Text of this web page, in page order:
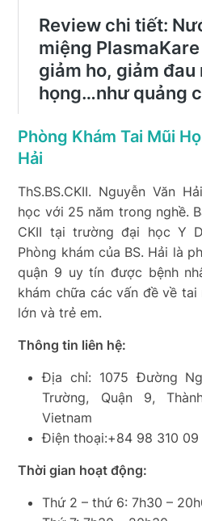
Phòng Khám Tai Mũi
Hải
ThS.BS.CKII. Nguyễn Văn
học với 25 năm trong nghề.
CKII tại trường đại học Y
Phòng khám của BS. Hải là
quận 9 uy tín được bệnh
khám chữa các vấn đề về
lớn và trẻ em.
Thông tin liên hệ:
Địa chỉ: 1075 Đường
Trường, Quận 9,
Vietnam
Điện thoại:+84 98 310
Thời gian hoạt động:
Thứ 2 – thứ 6: 7h30 –